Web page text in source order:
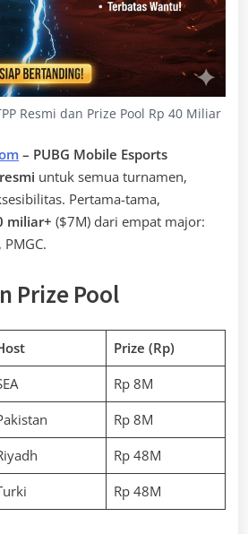
Resmi dan Prize Pool Rp 40 Miliar
– PUBG Mobile Esports
untuk semua turnamen,
Pertama-tama,
miliar+ ($7M) dari empat major:
Prize Pool
Prize (Rp)
Rp 8M
Rp 8M
Rp 48M
Rp 48M